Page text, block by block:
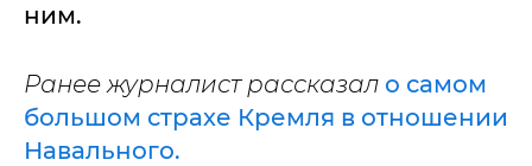
ним.
Ранее журналист рассказал о самом
большом страхе Кремля в отношении
Навального.